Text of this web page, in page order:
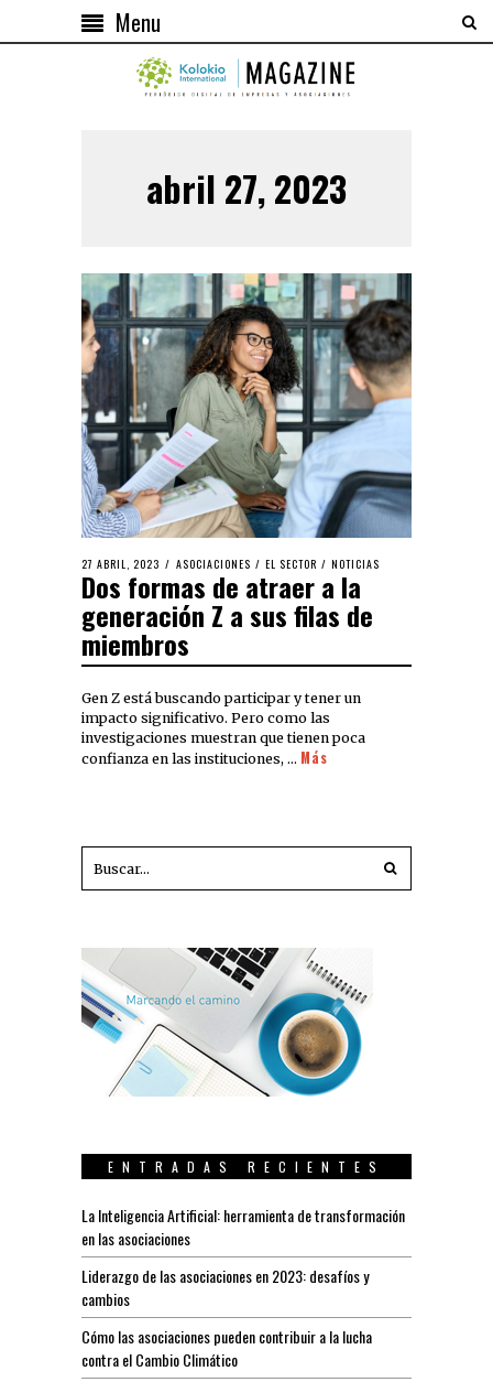
Menu
abril 27, 2023
27 ABRIL, 2023 ASOCIACIONES / EL SECTOR / NOTICIAS
Dos formas de atraer a la
generación Z a sus filas de
miembros
Gen Z está buscando participar y tener un
impacto significativo. Pero como las
investigaciones muestran que tienen poca
confianza en las instituciones, … Más
ENTRADAS RECIENTES
La Inteligencia Artificial: herramienta de transformación
en las asociaciones
Liderazgo de las asociaciones en 2023: desafíos y
cambios
Cómo las asociaciones pueden contribuir a la lucha
contra el Cambio Climático